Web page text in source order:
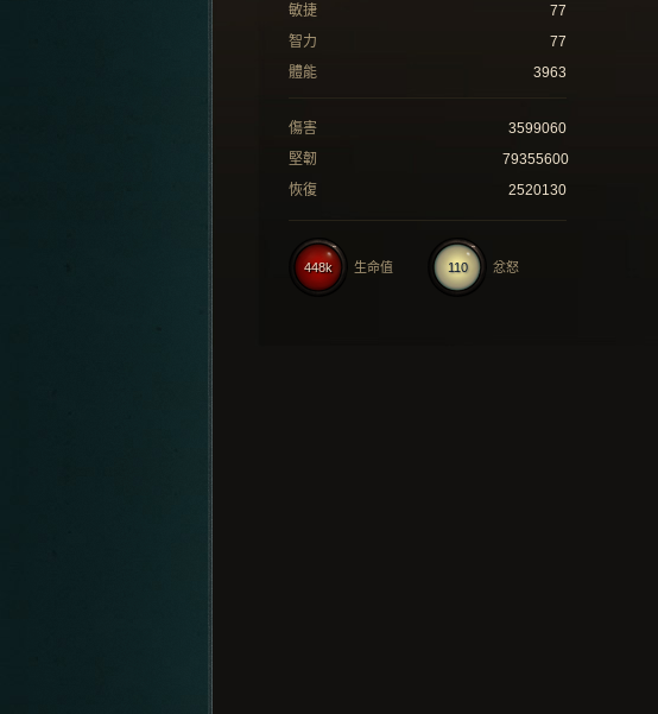
敏捷
77
智力
77
體能
3963
傷害
3599060
堅韌
79355600
恢復
2520130
110 忿怒
448k 生命值